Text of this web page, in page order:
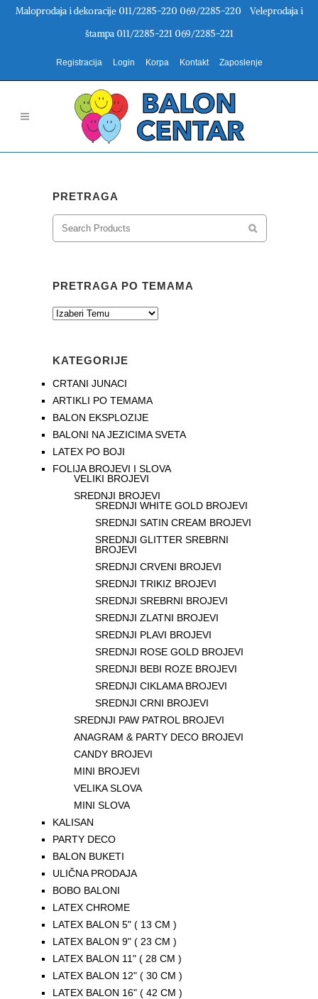
Maloprodaja i dekoracije 011/2285-220 069/2285-220 Veleprodaja i
štampa 011/2285-221 069/2285-221
Registracija Login Korpa Kontakt Zaposlenje
PRETRAGA
PRETRAGA PO TEMAMA
KATEGORIJE
CRTANI JUNACI
ARTIKLI PO TEMAMA
BALON EKSPLOZIJE
BALONI NA JEZICIMA SVETA
LATEX PO BOJI
FOLIJA BROJEVI I SLOVA
VELIKI BROJEVI
SREDNJI BROJEVI
SREDNJI WHITE GOLD BROJEVI
SREDNJI SATIN CREAM BROJEVI
SREDNJI GLITTER SREBRNI
BROJEVI
SREDNJI CRVENI BROJEVI
SREDNJI TRIKIZ BROJEVI
SREDNJI SREBRNI BROJEVI
SREDNJI ZLATNI BROJEVI
SREDNJI PLAVI BROJEVI
SREDNJI ROSE GOLD BROJEVI
SREDNJI BEBI ROZE BROJEVI
SREDNJI CIKLAMA BROJEVI
SREDNJI CRNI BROJEVI
SREDNJI PAW PATROL BROJEVI
ANAGRAM & PARTY DECO BROJEVI
CANDY BROJEVI
MINI BROJEVI
VELIKA SLOVA
MINI SLOVA
KALISAN
PARTY DECO
BALON BUKETI
ULIČNA PRODAJA
BOBO BALONI
LATEX CHROME
LATEX BALON 5" ( 13 CM )
LATEX BALON 9" ( 23 CM )
LATEX BALON 11" ( 28 CM )
LATEX BALON 12" ( 30 CM )
LATEX BALON 16" ( 42 CM )